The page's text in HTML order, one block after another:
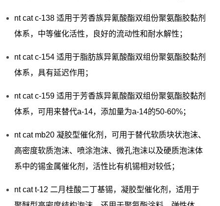
nt cat c-138 适用于芳香族异氰酸酯双组份聚氨酯胶黏剂
体系，中等催化活性，良好的流动性和耐水解性；
nt cat c-154 适用于脂肪族异氰酸酯双组份聚氨酯胶黏剂
体系，具有延迟作用；
nt cat c-159 适用于芳香族异氰酸酯双组份聚氨酯胶黏剂
体系，可用来替代a-14，添加量为a-14的50-60%；
nt cat mb20 凝胶型催化剂，可用于替代软质块状泡沫、
高密度软质泡沫、喷涂泡沫、微孔泡沫以及硬质泡沫体
系中的锡金属催化剂，活性比有机锡相对较低；
nt cat t-12 二月桂酸二丁基锡，凝胶型催化剂，适用于